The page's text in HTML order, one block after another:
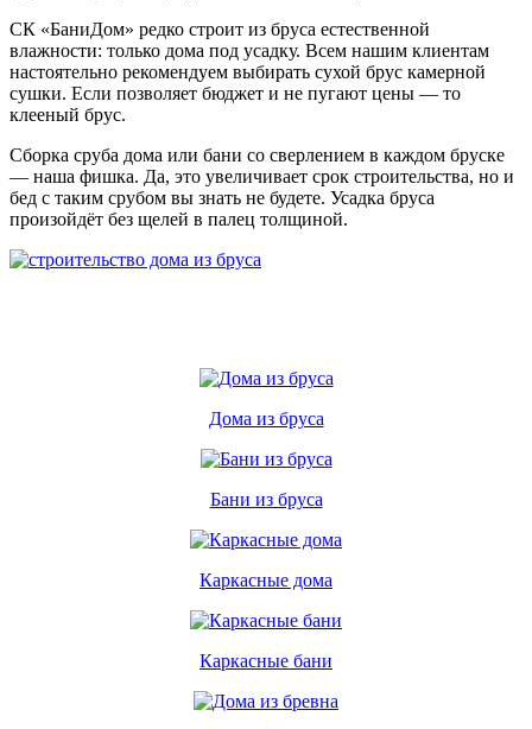
СК «БаниДом» редко строит из бруса естественной
влажности: только дома под усадку. Всем нашим клиентам
настоятельно рекомендуем выбирать сухой брус камерной
сушки. Если позволяет бюджет и не пугают цены — то
клееный брус.
Сборка сруба дома или бани со сверлением в каждом бруске
— наша фишка. Да, это увеличивает срок строительства, но и
бед с таким срубом вы знать не будете. Усадка бруса
произойдёт без щелей в палец толщиной.
Дома из бруса
Бани из бруса
Каркасные дома
Каркасные бани